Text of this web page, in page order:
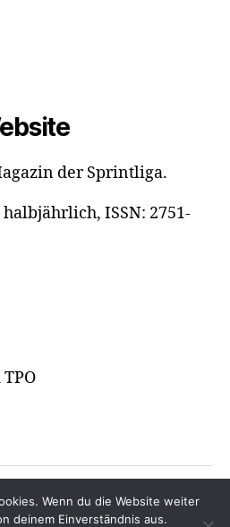
der Sprintliga.
ISSN: 2751-
Hoch↑
Wenn du die Website weiter
deinem Einverständnis aus.